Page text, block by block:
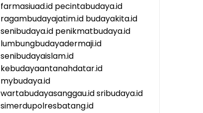
farmasiuad.id pecintabudaya.id
ragambudayajatim.id budayakita.id
senibudaya.id penikmatbudaya.id
lumbungbudayadermaji.id
senibudayaislam.id
kebudayaantanahdatar.id
mybudaya.id
wartabudayasanggau.idsribudaya.id
simerdupolresbatang.id